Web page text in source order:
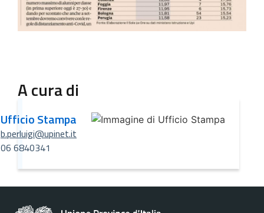
A cura di
Ufficio Stampa
b.perluigi@upinet.it
06 6840341